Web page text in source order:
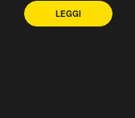
LEGGI